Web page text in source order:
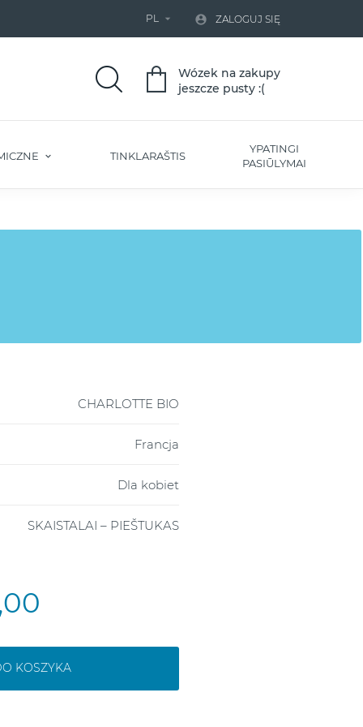
PL   ZALOGUJ SIĘ
Wózek na zakupy
jeszcze pusty :(
TINKLARAŠTIS
YPATINGI
PASIŪLYMAI
CHARLOTTE BIO
Francja
Dla kobiet
SKAISTALAI – PIEŠTUKAS
KOSZYKA